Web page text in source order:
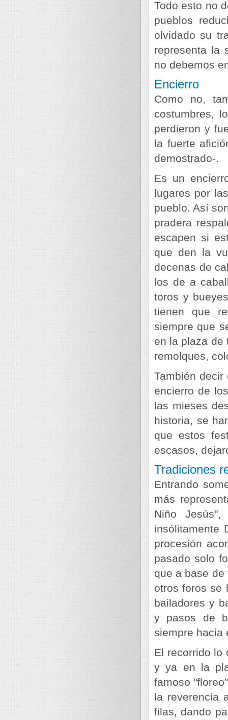
Todo esto no
pueblos
olvidado su
representa la
no debemos
Encierro
Como no,
costumbres,
perdieron y
la fuerte
demostrado-.
Es un
lugares por
pueblo. Así
pradera
escapen si
que den la
decenas de
los de a
toros y
tienen que
siempre que
en la plaza de
remolques,
También
encierro de
las mieses
historia, se
que estos
escasos,
Tradiciones
Entrando
más
Niño
insólitamente
procesión
pasado solo
que a base
otros foros se
bailadores y
y pasos de
siempre hacia
El recorrido lo
y ya en la
famoso
la reverencia
filas, dando